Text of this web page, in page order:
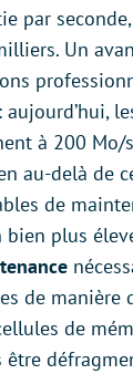
par
Un
: aujourd’hui,
à 200 Mo/
au-delà de
de
plus
de manière
de